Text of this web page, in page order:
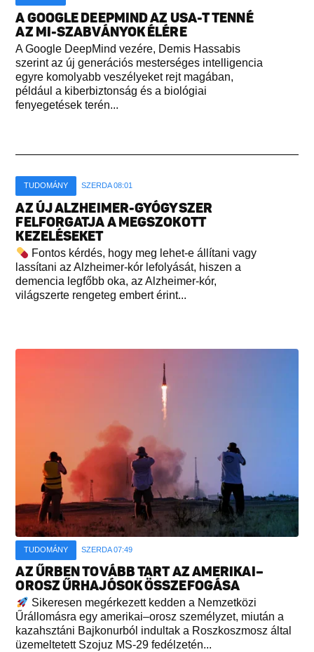
A GOOGLE DEEPMIND AZ USA-T TENNÉ
AZ MI-SZABVÁNYOK ÉLÉRE
A Google DeepMind vezére, Demis Hassabis
szerint az új generációs mesterséges intelligencia
egyre komolyabb veszélyeket rejt magában,
például a kiberbiztonság és a biológiai
fenyegetések terén...
TUDOMÁNY SZERDA 08:01
AZ ÚJ ALZHEIMER-GYÓGYSZER
FELFORGATJA A MEGSZOKOTT
KEZELÉSEKET
Fontos kérdés, hogy meg lehet-e állítani vagy
lassítani az Alzheimer-kór lefolyását, hiszen a
demencia legfőbb oka, az Alzheimer-kór,
világszerte rengeteg embert érint...
TUDOMÁNY SZERDA 07:49
AZ ŰRBEN TOVÁBB TART AZ AMERIKAI–
OROSZ ŰRHAJÓSOK ÖSSZEFOGÁSA
Sikeresen megérkezett kedden a Nemzetközi
Űrállomásra egy amerikai–orosz személyzet, miután a
kazahsztáni Bajkonurból indultak a Roszkoszmosz által
üzemeltetett Szojuz MS-29 fedélzetén...